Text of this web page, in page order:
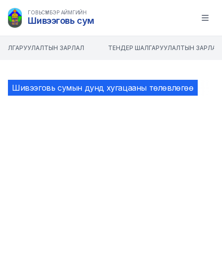
ГОВЬСҮМБЭР АЙМГИЙН
Шивээговь сум Open
ЗАРЛАЛ ТЕНДЕР ШАЛГАРУУЛАЛТЫН ЗАРЛАЛ
Шивээговь сумын дунд хугацааны төлөвлөгөө